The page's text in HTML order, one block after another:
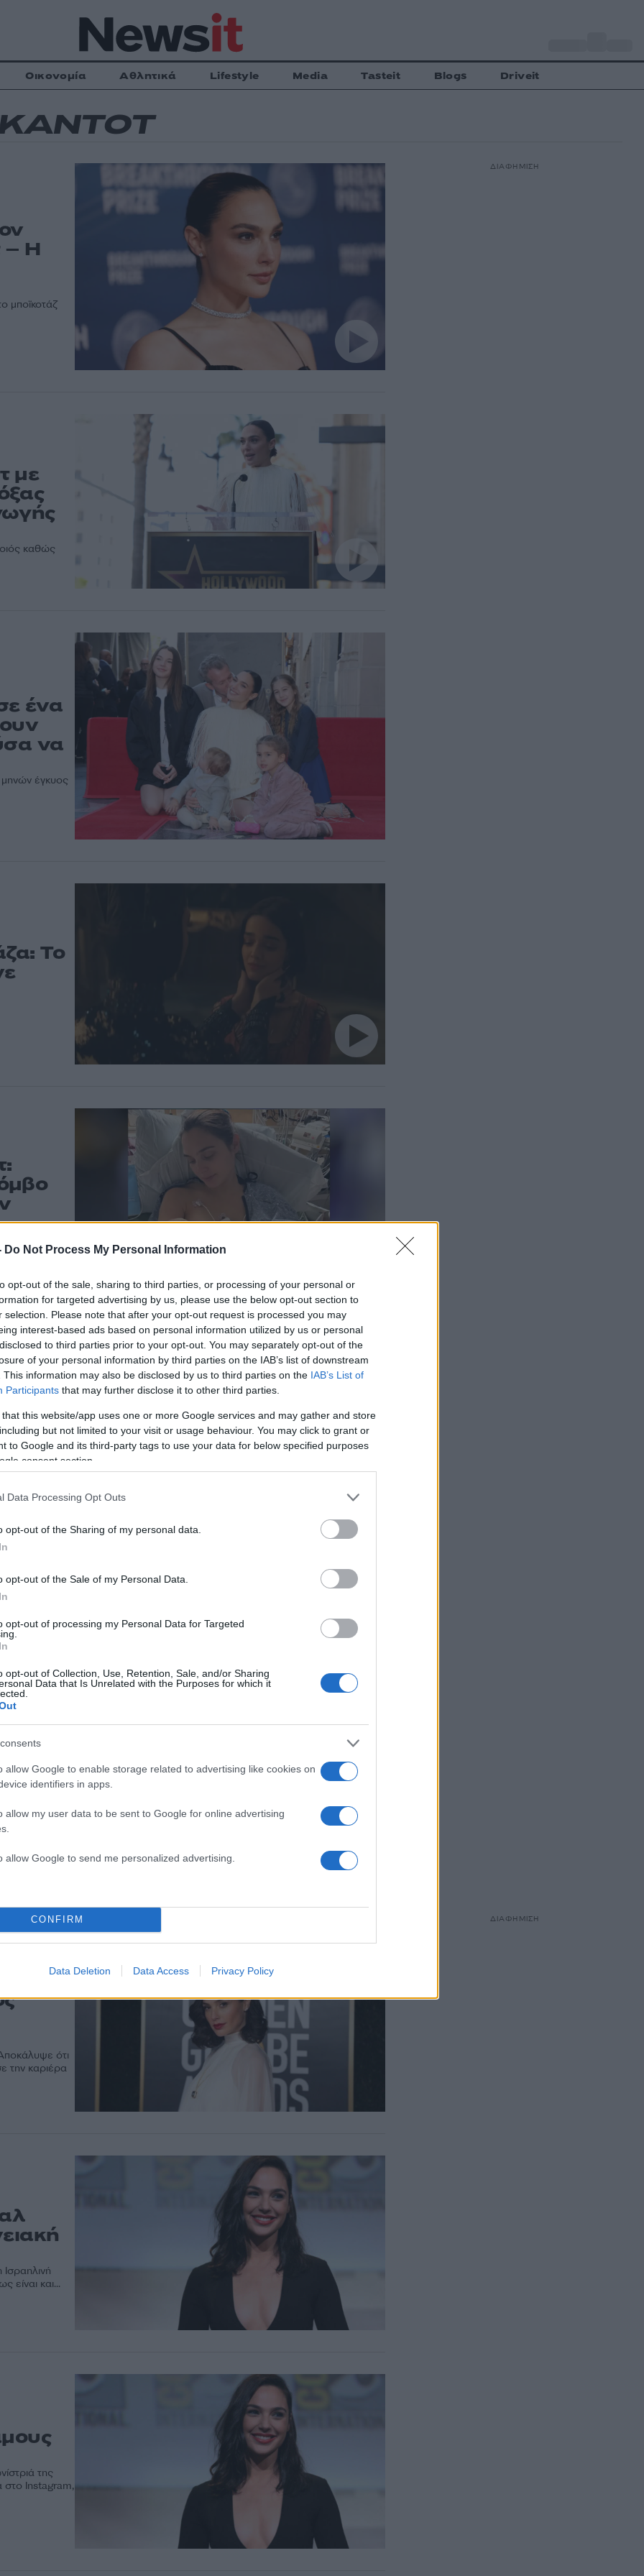
Do Not Process My Personal Information
opt-out of the sale, sharing to third parties, or processing of your personal or
for targeted advertising by us, please use the below opt-out section to
selection. Please note that after your opt-out request is processed you may
interest-based ads based on personal information utilized by us or personal
to third parties prior to your opt-out. You may separately opt-out of the
of your personal information by third parties on the IAB’s list of downstream
This information may also be disclosed by us to third parties on the IAB’s List of
Participants that may further disclose it to other third parties.
that this website/app uses one or more Google services and may gather and store
but not limited to your visit or usage behaviour. You may click to grant or
to Google and its third-party tags to use your data for below specified purposes
consent section.
Data Processing Opt Outs
opt-out of the Sharing of my personal data.
opt-out of the Sale of my Personal Data.
opt-out of processing my Personal Data for Targeted
opt-out of Collection, Use, Retention, Sale, and/or Sharing
Data that Is Unrelated with the Purposes for which it
allow Google to enable storage related to advertising like cookies on
identifiers in apps.
allow my user data to be sent to Google for online advertising
allow Google to send me personalized advertising.
CONFIRM
Data Deletion Data Access Privacy Policy
Οικονομία Αθλητικά Lifestyle Media Tasteit Blogs Driveit
– Η
μποϊκοτάζ
με
καθώς
ένα
να
μηνών έγκυος
Το
ως
Το
ως
11:0704.11.21
Disney: Η Gal Gadot θα είναι η
«Κακιά Βασίλισσα» στη live
Το ρόλο της «κακιάς βασίλισσας» θα έχει στην επερχόμενη live
action ταινία «Snow White» η γνωστή ηθοποιός Γκαλ Γκαντότ
ΔΙΑΦΗΜΙΣΗ
ότι
την καριέρα
είναι και...
της
στο Instagram,
ΔΙΑΦΗΜΙΣΗ